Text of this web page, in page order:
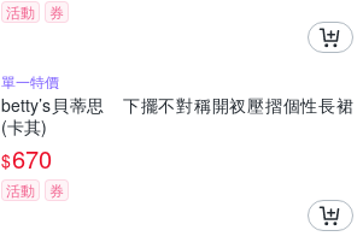
活動 券
單一特價
betty’s貝蒂思 下擺不對稱開衩壓摺個性長裙
(卡其)
$670
活動 券